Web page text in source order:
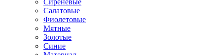
Сиреневые
Салатовые
Фиолетовые
Мятные
Золотые
Синие